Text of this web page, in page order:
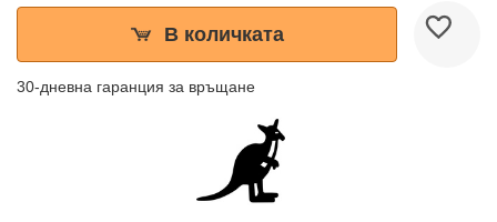
В количката
30-дневна гаранция за връщане